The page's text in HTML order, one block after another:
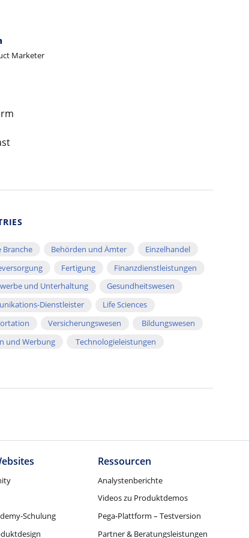
Marketer
Branche Behörden und Ämter
Einzelhandel
Fertigung
Finanzdienstleistungen
und Unterhaltung
Gesundheitswesen
Dienstleister
Life Sciences
Versicherungswesen
Bildungswesen
und Werbung
Technologieleistungen
Schulung
Ressourcen
Analystenberichte
Videos zu Produktdemos
Pega-Plattform – Testversion
Partner & Beratungsleistungen